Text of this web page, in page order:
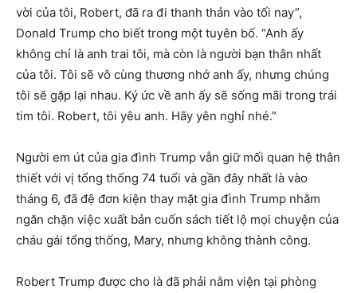
vời của tôi, Robert, đã ra đi thanh thản vào tối nay”,
Donald Trump cho biết trong một tuyên bố. “Anh ấy
không chỉ là anh trai tôi, mà còn là người bạn thân nhất
của tôi. Tôi sẽ vô cùng thương nhớ anh ấy, nhưng chúng
tôi sẽ gặp lại nhau. Ký ức về anh ấy sẽ sống mãi trong trái
tim tôi. Robert, tôi yêu anh. Hãy yên nghỉ nhé.”
Người em út của gia đình Trump vẫn giữ mối quan hệ thân
thiết với vị tổng thống 74 tuổi và gần đây nhất là vào
tháng 6, đã đệ đơn kiện thay mặt gia đình Trump nhằm
ngăn chặn việc xuất bản cuốn sách tiết lộ mọi chuyện của
cháu gái tổng thống, Mary, nhưng không thành công.
Robert Trump được cho là đã phải nằm viện tại phòng